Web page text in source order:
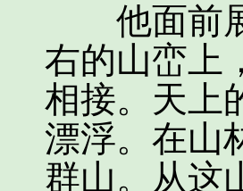
他面前展
右的山峦上
相接。天上
漂浮。在山
群山。从这